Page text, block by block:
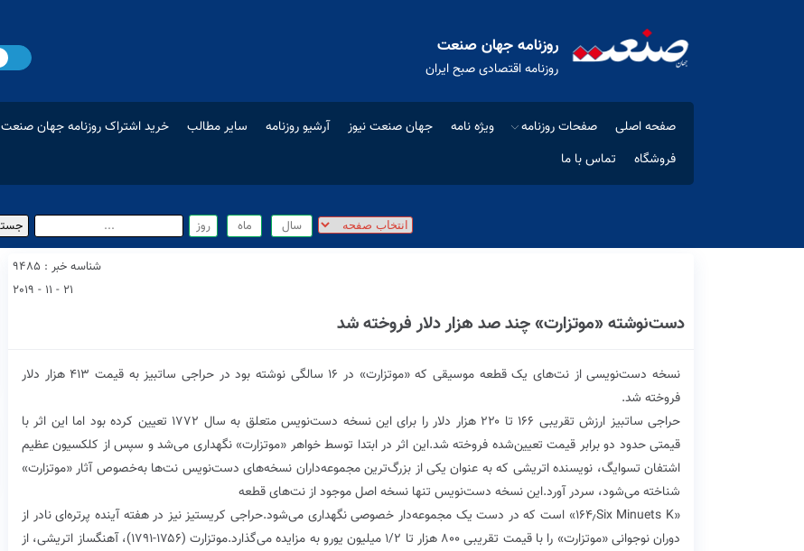
روزنامه جهان صنعت
روزنامه اقتصادی صبح ایران
صفحه اصلی صفحات روزنامه ویژه نامه جهان صنعت نیوز آرشیو روزنامه سایر مطالب
خرید اشتراک روزنامه جهان صنعت
فروشگاه
تماس با ما
شناسه خبر : 9485
21 - 11 - 2019
دست‌نوشته «موتزارت» چند صد هزار دلار فروخته شد
نسخه‌ دست‌نویسی از نت‌های یک قطعه موسیقی که «موتزارت» در ۱۶ سالگی نوشته بود در حراجی ساتبیز به قیمت ۴۱۳ هزار دلار
فروخته شد.
حراجی ساتبیز ارزش تقریبی ۱۶۶ تا ۲۲۰ هزار دلار را برای این نسخه دست‌نویس متعلق به سال ۱۷۷۲ تعیین کرده بود اما این اثر با
قیمتی حدود دو برابر قیمت تعیین‌شده فروخته شد.این اثر در ابتدا توسط خواهر «موتزارت» نگهداری می‌شد و سپس از کلکسیون عظیم
اشتفان تسوایگ، نویسنده اتریشی که به عنوان یکی از بزرگ‌ترین مجموعه‌داران نسخه‌های دست‌نویس نت‌ها به‌خصوص آثار «موتزارت»
شناخته می‌شود، سردر آورد.این نسخه دست‌نویس تنها نسخه اصل موجود از نت‌های قطعه
«۱۶۴٫Six Minuets K» است که در دست یک مجموعه‌دار خصوصی نگهداری می‌شود.حراجی کریستیز نیز در هفته آینده پرتره‌ای نادر از
دوران نوجوانی «موتزارت»‌ را با قیمت تقریبی ۸۰۰ هزار تا ۱/۲ میلیون یورو به مزایده می‌گذارد.موتزارت (۱۷۵۶-۱۷۹۱)، آهنگساز اتریشی، از